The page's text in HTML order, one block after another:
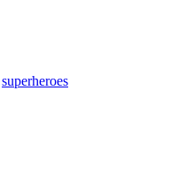
superheroes